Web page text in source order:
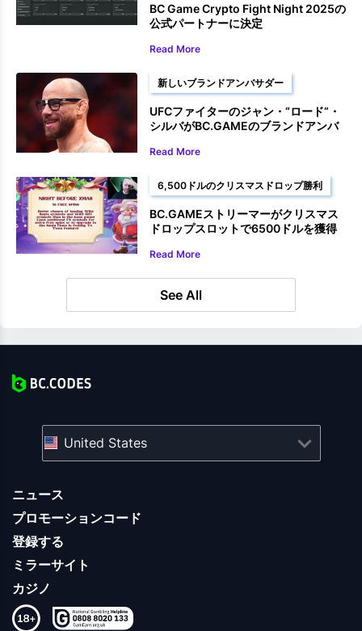
BC Game Crypto Fight Night 2025の
公式パートナーに決定
Read More
新しいブランドアンバサダー
UFCファイターのジャン・“ロード”・
シルバがBC.GAMEのブランドアンバ
Read More
6,500ドルのクリスマスドロップ勝利
BC.GAMEストリーマーがクリスマス
ドロップスロットで6500ドルを獲得
Read More
See All
ニュース
プロモーションコード
登録する
ミラーサイト
カジノ
United States